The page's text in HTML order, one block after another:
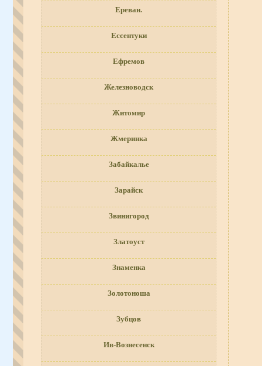
Ереван.
Ессентуки
Ефремов
Железноводск
Житомир
Жмеринка
Забайкалье
Зарайск
Звинигород
Златоуст
Знаменка
Золотоноша
Зубцов
Ив-Вознесенск